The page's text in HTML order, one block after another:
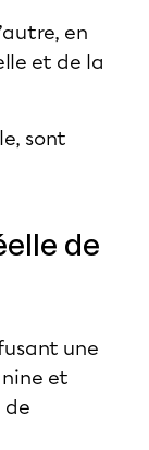
en
et de la
sont
de
une
et
de